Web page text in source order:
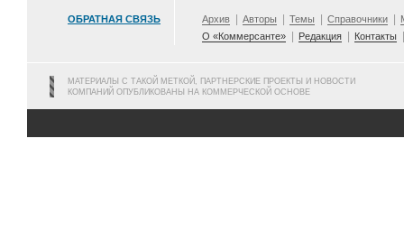
ОБРАТНАЯ СВЯЗЬ Архив Авторы Темы Справочники
О «Коммерсанте»
Редакция Контакты
МАТЕРИАЛЫ С ТАКОЙ МЕТКОЙ, ПАРТНЕРСКИЕ ПРОЕКТЫ И НОВОСТИ
КОМПАНИЙ ОПУБЛИКОВАНЫ НА КОММЕРЧЕСКОЙ ОСНОВЕ